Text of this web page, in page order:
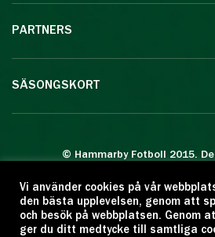
PARTNERS
SÄSONGSKORT
© Hammarby Fotboll 2015.
Eftertryck eller annan
Citera oss gärna men
www.hammarbyfotboll.se.
Vi använder cookies på vår
den bästa upplevelsen, genom att
och besök på webbplatsen. Genom
ger du ditt medtycke till samtliga